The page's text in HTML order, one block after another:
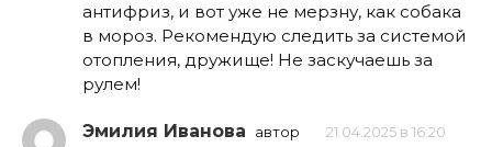
антифриз, и вот уже не мерзну, как собака
в мороз. Рекомендую следить за системой
отопления, дружище! Не заскучаешь за
рулем!
Эмилия Иванова автор 21.04.2025 в 16:20